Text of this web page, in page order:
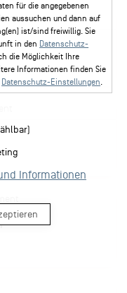
für die angegebenen
aussuchen und dann auf
ist/sind freiwillig. Sie
in den Datenschutz-
die Möglichkeit Ihre
Informationen finden Sie
Datenschutz-Einstellungen.
Informationen